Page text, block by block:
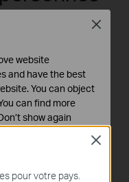
dans
les lumières
de VIGI s'activent
détectent des
ainsi une imagerie
les intrus.
pour votre pays.
Close
website
and have the best
You can object
can find more
show again
du
dans vos
Close